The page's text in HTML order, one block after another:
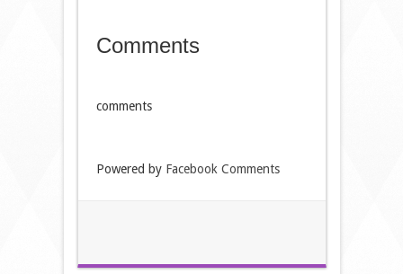
Comments
comments
Powered by Facebook Comments